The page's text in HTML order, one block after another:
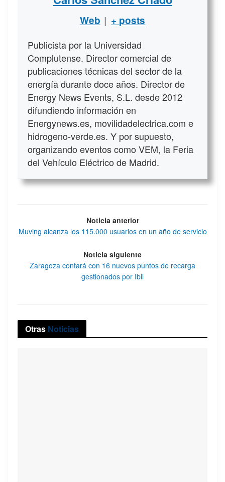
Web | + posts
Publicista por la Universidad
Complutense. Director comercial de
publicaciones técnicas del sector de la
energía durante doce años. Director de
Energy News Events, S.L. desde 2012
difundiendo información en
Energynews.es, movilidadelectrica.com e
hidrogeno-verde.es. Y por supuesto,
organizando eventos como VEM, la Feria
del Vehículo Eléctrico de Madrid.
Noticia anterior
Muving alcanza los 115.000 usuarios en un año de servicio
Noticia siguiente
Zaragoza contará con 16 nuevos puntos de recarga
gestionados por Ibil
Otras Noticias